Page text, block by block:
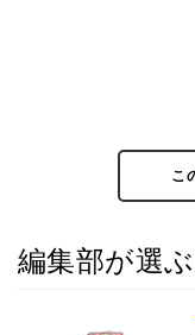
こ
編集部が選